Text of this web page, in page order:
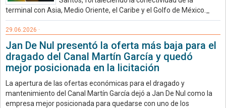
terminal con Asia, Medio Oriente, el Caribe y el Golfo de México._
29.06.2026 ·
Jan De Nul presentó la oferta más baja para el
dragado del Canal Martín García y quedó
mejor posicionada en la licitación
La apertura de las ofertas económicas para el dragado y
mantenimiento del Canal Martín García dejó a Jan De Nul como la
empresa mejor posicionada para quedarse con uno de los